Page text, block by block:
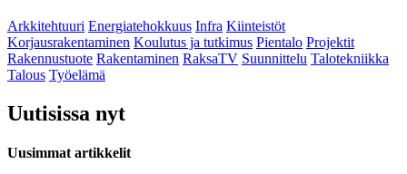
Arkkitehtuuri Energiatehokkuus Infra Kiinteistöt
Korjausrakentaminen Koulutus ja tutkimus Pientalo Projektit
Rakennustuote Rakentaminen RaksaTV Suunnittelu Talotekniikka
Talous Työelämä
Uutisissa nyt
Uusimmat artikkelit